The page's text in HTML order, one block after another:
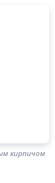
кирпичом